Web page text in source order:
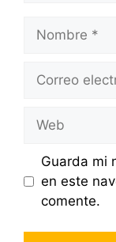
Nombre
Correo
Web
Guarda mi
en este
comente.